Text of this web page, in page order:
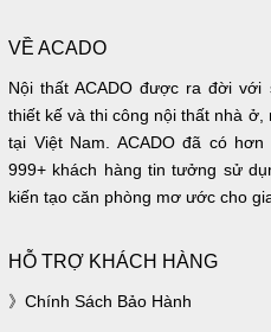
VỀ ACADO
Nội thất ACADO được ra đời
thiết kế và thi công nội thất nhà
tại Việt Nam. ACADO đã có
999+ khách hàng tin tưởng sử
kiến tạo căn phòng mơ ước cho
HỖ TRỢ KHÁCH HÀNG
Chính Sách Bảo Hành